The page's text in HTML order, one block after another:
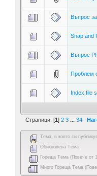
Въпрос
Snap and
Въпрос
Проблем
Index file
Страници: [1] 2 3 ... 34
Тема, в която си
Обикновена Тема
Гореща Тема (Повече от
Много Гореща Тема